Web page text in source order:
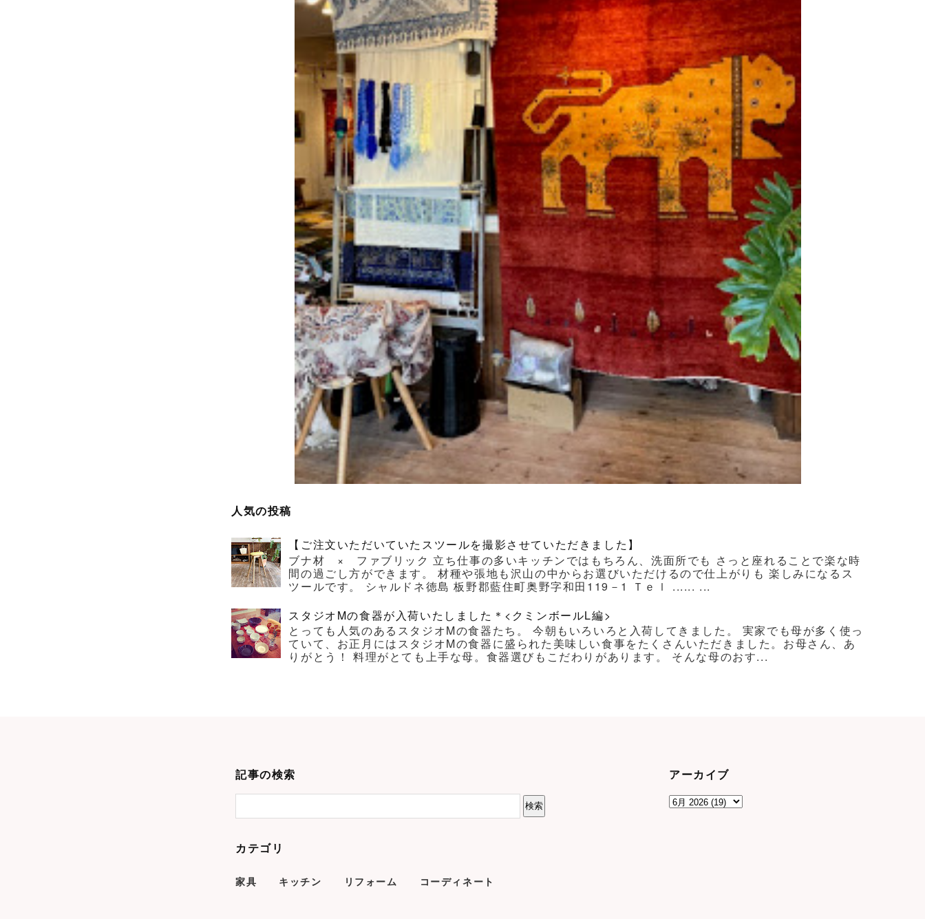
人気の投稿
【ご注文いただいていたスツールを撮影させていただきました】
ブナ材 × ファブリック 立ち仕事の多いキッチンではもちろん、洗面所でも さっと座れることで楽な時
間の過ごし方ができます。 材種や張地も沢山の中からお選びいただけるので仕上がりも 楽しみになるス
ツールです。 シャルドネ徳島 板野郡藍住町奥野字和田119－1 Ｔｅｌ ...... ...
スタジオMの食器が入荷いたしました＊<クミンボールL編>
とっても人気のあるスタジオMの食器たち。 今朝もいろいろと入荷してきました。 実家でも母が多く使っ
ていて、お正月にはスタジオMの食器に盛られた美味しい食事をたくさんいただきました。お母さん、あ
りがとう！ 料理がとても上手な母。食器選びもこだわりがあります。 そんな母のおす...
記事の検索 アーカイブ
カテゴリ
家具 キッチン リフォーム コーディネート